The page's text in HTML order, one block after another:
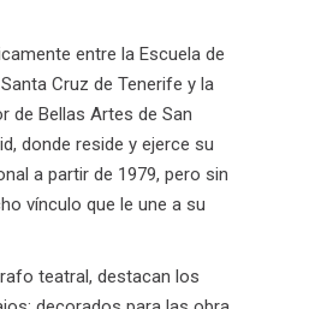
entre la Escuela de
Cruz de Tenerife y la
de Bellas Artes de San
donde reside y ejerce su
a partir de 1979, pero sin
vínculo que le une a su
teatral, destacan los